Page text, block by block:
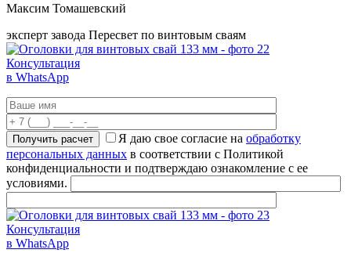
Максим Томашевский
эксперт завода Пересвет по винтовым сваям
Консультация
в WhatsApp
Я даю свое согласие на обработку
персональных данных в соответствии с Политикой
конфиденциальности и подтверждаю ознакомление с ее
условиями.
Консультация
в WhatsApp